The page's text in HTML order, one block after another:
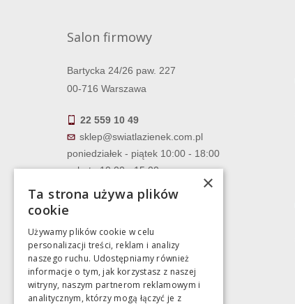
Salon firmowy
Bartycka 24/26 paw. 227
00-716 Warszawa
22 559 10 49
sklep@swiatlazienek.com.pl
poniedziałek - piątek 10:00 - 18:00
sobota 10:00 - 15:00
×
Ta strona używa plików
cookie
Używamy plików cookie w celu
personalizacji treści, reklam i analizy
naszego ruchu. Udostępniamy również
informacje o tym, jak korzystasz z naszej
witryny, naszym partnerom reklamowym i
analitycznym, którzy mogą łączyć je z